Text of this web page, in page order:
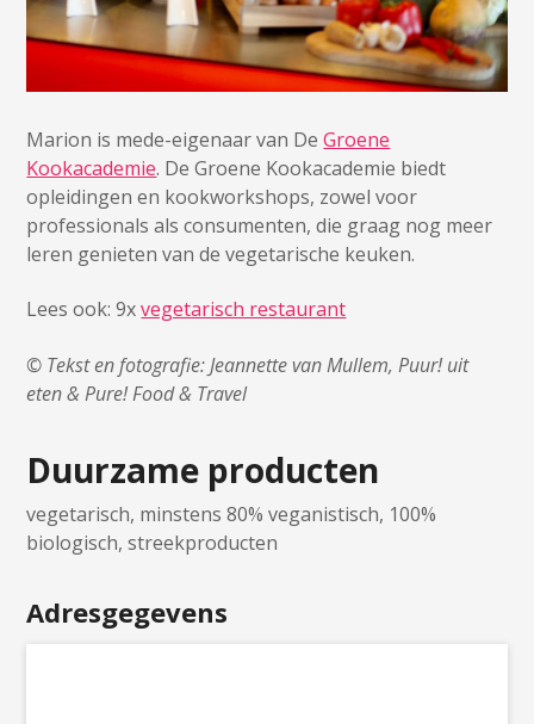
Marion is mede-eigenaar van DeGroene
Kookacademie. De Groene Kookacademie biedt
opleidingen en kookworkshops, zowel voor
professionals als consumenten, die graag nog meer
leren genieten van de vegetarische keuken.
Lees ook: 9xvegetarisch restaurant
© Tekst en fotografie: Jeannette van Mullem, Puur! uit
eten & Pure! Food & Travel
Duurzame producten
vegetarisch, minstens 80% veganistisch, 100%
biologisch, streekproducten
Adresgegevens